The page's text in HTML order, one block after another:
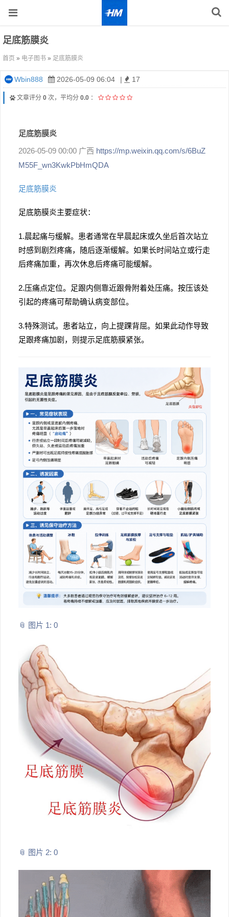
足底筋膜炎
首页 » 电子图书 » 足底筋膜炎
Wbin888 2026-05-09 06:04 | 17
文章评分 0 次，平均分 0.0 ：
足底筋膜炎
2026-05-09 00:00 广西 https://mp.weixin.qq.com/s/6BuZ
M55F_wn3KwkPbHmQDA
足底筋膜炎
足底筋膜炎主要症状：
1.晨起痛与缓解。患者通常在早晨起床或久坐后首次站立
时感到剧烈疼痛，随后逐渐缓解。如果长时间站立或行走
后疼痛加重，再次休息后疼痛可能缓解。
2.压痛点定位。足跟内侧靠近跟骨附着处压痛。按压该处
引起的疼痛可帮助确认病变部位。
3.特殊测试。患者站立，向上提踝背屈。如果此动作导致
足跟疼痛加剧，则提示足底筋膜紧张。
📎 图片 1: 0
📎 图片 2: 0